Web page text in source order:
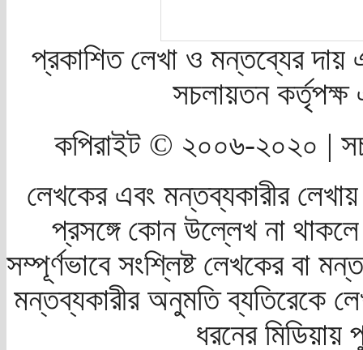
প্রকাশিত লেখা ও মন্তব্যের দায়
সচলায়তন
কপিরাইট © ২০০৬-২০২০ |
লেখকের এবং মন্তব্যকারীর
প্রসঙ্গে কোন উল্লেখ না
সম্পূর্ণভাবে সংশ্লিষ্ট লেখকের বা
মন্তব্যকারীর অনুমতি ব্যতিরেকে
ধরনের মিডিয়ায়